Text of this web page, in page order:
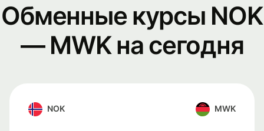
Обменные курсы NOK
— MWK на сегодня
NOK MWK